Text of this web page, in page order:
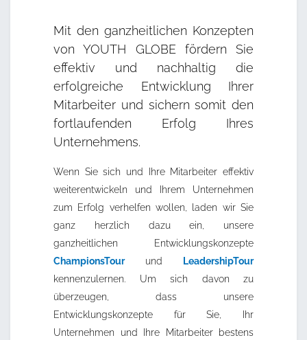
Mit den ganzheitlichen Konzepten
von YOUTH GLOBE fördern Sie
effektiv und nachhaltig die
erfolgreiche Entwicklung Ihrer
Mitarbeiter und sichern somit den
fortlaufenden Erfolg Ihres
Unternehmens.
Wenn Sie sich und Ihre Mitarbeiter effektiv
weiterentwickeln und Ihrem Unternehmen
zum Erfolg verhelfen wollen, laden wir Sie
ganz herzlich dazu ein, unsere
ganzheitlichen Entwicklungskonzepte
ChampionsTourund
LeadershipTour
kennenzulernen. Um sich davon zu
überzeugen, dass unsere
Entwicklungskonzepte für Sie, Ihr
Unternehmen und Ihre Mitarbeiter bestens